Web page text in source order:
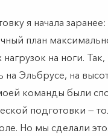
я начала
план
на ноги.
на Эльбрусе, на
команды были
подготовки —
Но мы сделали